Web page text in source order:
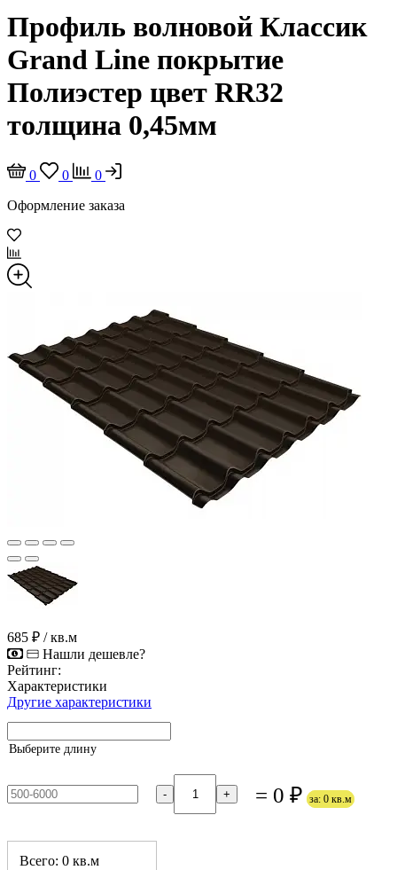
Профиль волновой Классик
Grand Line покрытие
Полиэстер цвет RR32
толщина 0,45мм
0 0
0
Оформление заказа
685 ₽ / кв.м
Нашли дешевле?
Рейтинг:
Характеристики
Другие характеристики
Выберите длину
- + = 0 ₽ за: 0 кв.м
Всего: 0 кв.м